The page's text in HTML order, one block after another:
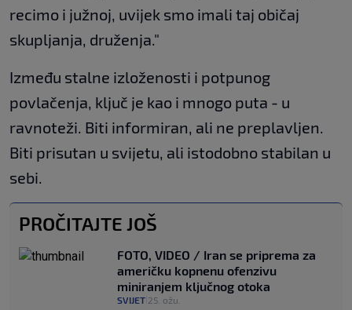
recimo i južnoj, uvijek smo imali taj običaj
skupljanja, druženja."
Između stalne izloženosti i potpunog
povlačenja, ključ je kao i mnogo puta - u
ravnoteži. Biti informiran, ali ne preplavljen.
Biti prisutan u svijetu, ali istodobno stabilan u
sebi.
PROČITAJTE JOŠ
FOTO, VIDEO / Iran se priprema za
američku kopnenu ofenzivu
miniranjem ključnog otoka
SVIJET 25. ožu.